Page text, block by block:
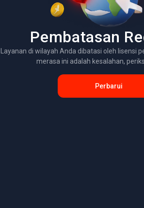
Pembatasan
Layanan di wilayah Anda dibatasi oleh lisensi
merasa ini adalah kesalahan,
Perbarui